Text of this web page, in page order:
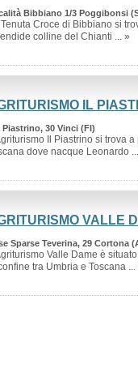
Bibbiano 1/3 Poggibonsi
Tenuta Croce di Bibbiano si
colline del Chianti ... »
IL
Piastrino, 30 Vinci (FI)
Il Piastrino si trova
dove nacque Leonardo
VALLE
Sparse Teverina, 29 Cortona
Valle Dame è
tra Umbria e Toscana ...